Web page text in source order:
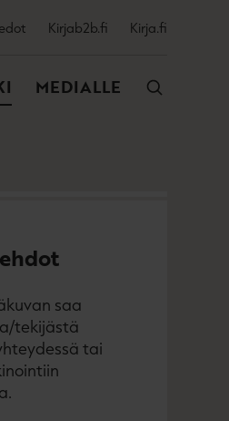
Kirjab2b.fi Kirja.fi
MEDIALLE
saa
tekijästä
tai